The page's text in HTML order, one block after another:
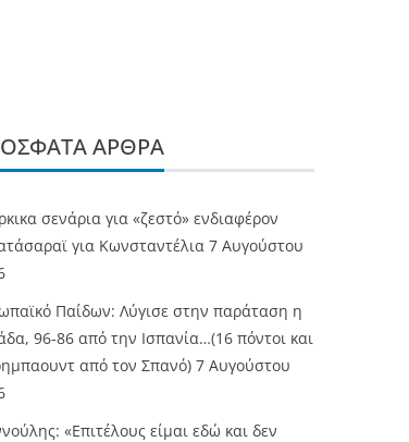
ΆΡΘΡΑ
σενάρια για «ζεστό» ενδιαφέρον
για Κωνσταντέλια 7 Αυγούστου
Παίδων: Λύγισε στην παράταση η
96-86 από την Ισπανία…(16 πόντοι και
από τον Σπανό) 7 Αυγούστου
«Επιτέλους είμαι εδώ και δεν